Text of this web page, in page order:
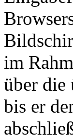
im
über die
bis er